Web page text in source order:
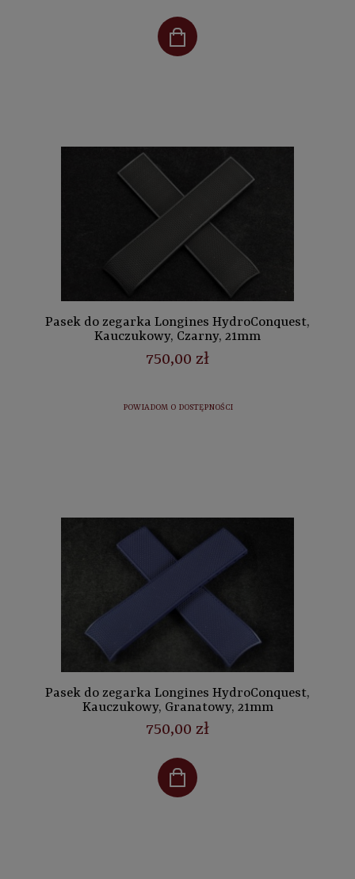
Pasek do zegarka Longines HydroConquest,
Kauczukowy, Czarny, 21mm
750,00 zł
POWIADOM O DOSTĘPNOŚCI
Pasek do zegarka Longines HydroConquest,
Kauczukowy, Granatowy, 21mm
750,00 zł